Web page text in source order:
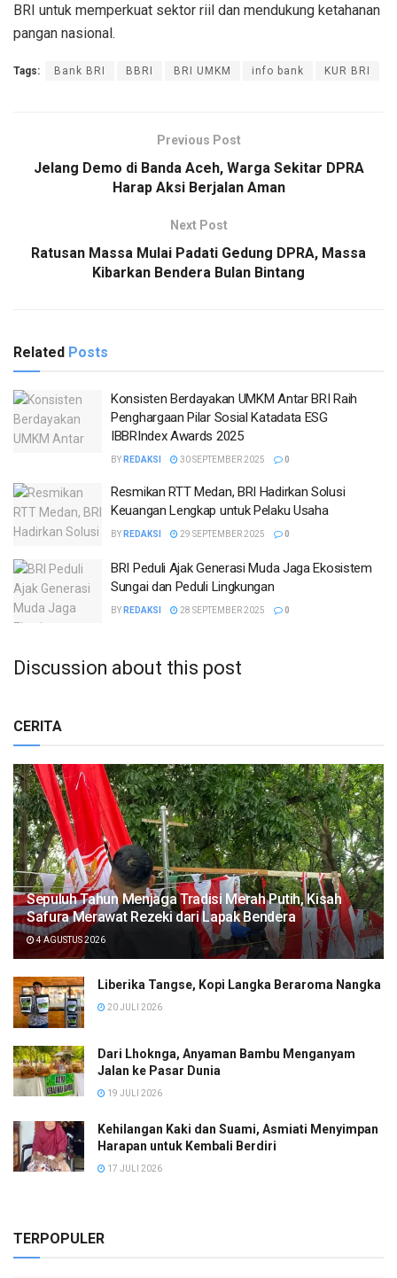
BRI untuk memperkuat sektor riil dan mendukung ketahanan
pangan nasional.
Tags: Bank BRI BBRI BRI UMKM info bank KUR BRI
Previous Post
Jelang Demo di Banda Aceh, Warga Sekitar DPRA
Harap Aksi Berjalan Aman
Next Post
Ratusan Massa Mulai Padati Gedung DPRA, Massa
Kibarkan Bendera Bulan Bintang
Related Posts
Konsisten Berdayakan UMKM Antar BRI Raih
Penghargaan Pilar Sosial Katadata ESG
IBBRIndex Awards 2025
BY REDAKSI 30 SEPTEMBER 2025 0
Resmikan RTT Medan, BRI Hadirkan Solusi
Keuangan Lengkap untuk Pelaku Usaha
BY REDAKSI 29 SEPTEMBER 2025 0
BRI Peduli Ajak Generasi Muda Jaga Ekosistem
Sungai dan Peduli Lingkungan
BY REDAKSI 28 SEPTEMBER 2025 0
Discussion about this post
CERITA
Sepuluh Tahun Menjaga Tradisi Merah Putih, Kisah
Safura Merawat Rezeki dari Lapak Bendera
4 AGUSTUS 2026
Liberika Tangse, Kopi Langka Beraroma Nangka
20 JULI 2026
Dari Lhoknga, Anyaman Bambu Menganyam
Jalan ke Pasar Dunia
19 JULI 2026
Kehilangan Kaki dan Suami, Asmiati Menyimpan
Harapan untuk Kembali Berdiri
17 JULI 2026
TERPOPULER